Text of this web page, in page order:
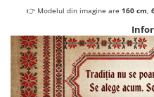
👉 Modelul din imagine are 160 cm,